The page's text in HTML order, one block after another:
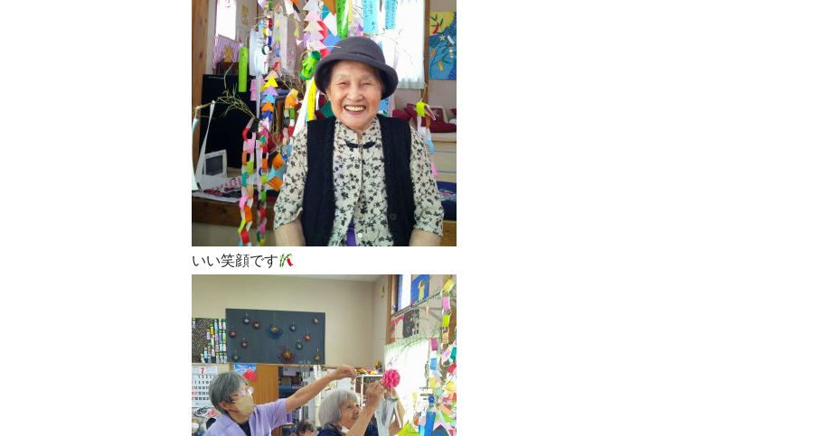
いい笑顔です